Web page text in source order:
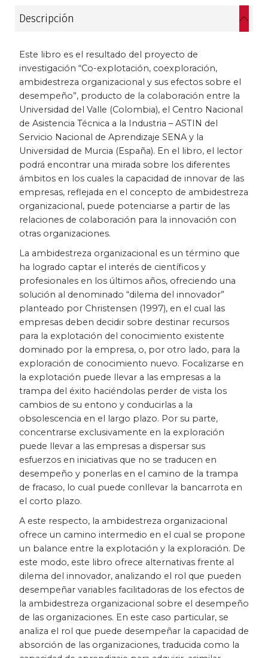
Finanzas
Física
Género
Geografía
Historia
Ingeniería
Lenguas
Literatura
Matemáticas
Medicina
Medioambiente
Música
Narcotráfico
Patrimonio
Periodismo
Política y gobierno
Posconflicto
Psicología
Violencia
Descripción
Este libro es el resultado del proyecto de
investigación “Co-explotación, coexploración,
ambidestreza organizacional y sus efectos sobre el
desempeño”, producto de la colaboración entre la
Universidad del Valle (Colombia), el Centro Nacional
de Asistencia Técnica a la Industria – ASTIN del
Servicio Nacional de Aprendizaje SENA y la
Universidad de Murcia (España). En el libro, el lector
podrá encontrar una mirada sobre los diferentes
ámbitos en los cuales la capacidad de innovar de las
empresas, reflejada en el concepto de ambidestreza
organizacional, puede potenciarse a partir de las
relaciones de colaboración para la innovación con
otras organizaciones.
La ambidestreza organizacional es un término que
ha logrado captar el interés de científicos y
profesionales en los últimos años, ofreciendo una
solución al denominado “dilema del innovador”
planteado por Christensen (1997), en el cual las
empresas deben decidir sobre destinar recursos
para la explotación del conocimiento existente
dominado por la empresa, o, por otro lado, para la
exploración de conocimiento nuevo. Focalizarse en
la explotación puede llevar a las empresas a la
trampa del éxito haciéndolas perder de vista los
cambios de su entono y conducirlas a la
obsolescencia en el largo plazo. Por su parte,
concentrarse exclusivamente en la exploración
puede llevar a las empresas a dispersar sus
esfuerzos en iniciativas que no se traducen en
desempeño y ponerlas en el camino de la trampa
de fracaso, lo cual puede conllevar la bancarrota en
el corto plazo.
A este respecto, la ambidestreza organizacional
ofrece un camino intermedio en el cual se propone
un balance entre la explotación y la exploración. De
este modo, este libro ofrece alternativas frente al
dilema del innovador, analizando el rol que pueden
desempeñar variables facilitadoras de los efectos de
la ambidestreza organizacional sobre el desempeño
de las organizaciones. En este caso particular, se
analiza el rol que puede desempeñar la capacidad de
absorción de las organizaciones, traducida como la